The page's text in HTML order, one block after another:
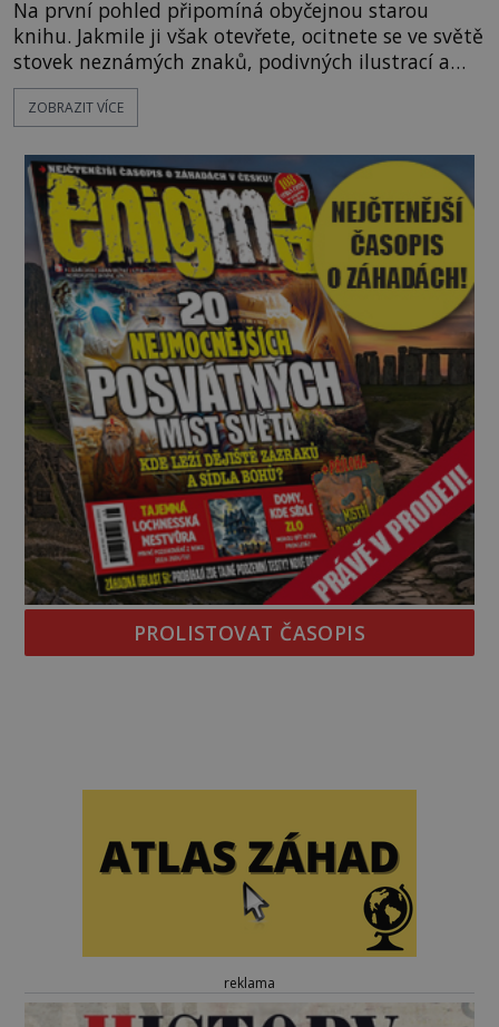
Na první pohled připomíná obyčejnou starou
knihu. Jakmile ji však otevřete, ocitnete se ve světě
stovek neznámých znaků, podivných ilustrací a
textu, který už téměř dvě století vzdoruje všem
pokusům o rozluštění. Rohoncský kodex patří mezi
jistotou neví, kdo jej napsal, kdy vznikl ani co
vlastně vypráví. Rohoncský kodex se poprvé
objevuje v roce
ZOBRAZIT VÍCE
PROLISTOVAT ČASOPIS
reklama